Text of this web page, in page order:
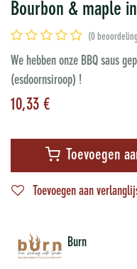
Bourbon & maple
(0
We hebben onze BBQ saus
(esdoornsiroop) !
10,33 €
Toevoegen
Toevoegen aan
Burn